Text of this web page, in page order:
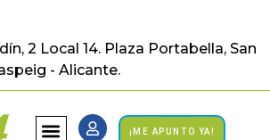
2 Local 14. Plaza Portabella, San
- Alicante.
¡ME APUNTO YA!